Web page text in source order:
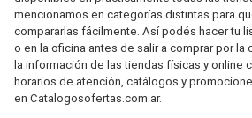
mencionamos en categorías distintas para
compararlas fácilmente. Así podés hacer tu
o en la oficina antes de salir a comprar por la
la información de las tiendas físicas y online
horarios de atención, catálogos y
en Catalogosofertas.com.ar.